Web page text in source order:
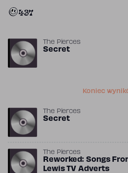
437
The Pierces
Secret
Koniec
The Pierces
Secret
The Pierces
Reworked: Songs
Lewis TV Adverts